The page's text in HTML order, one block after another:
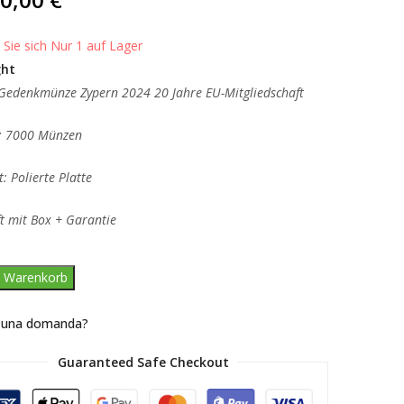
Sie sich Nur 1 auf Lager
Zypern 2024 20 Jahre EU-Mitgliedschaft
7000 Münzen
Polierte Platte
mit Box + Garantie
Warenkorb
domanda?
Guaranteed Safe Checkout